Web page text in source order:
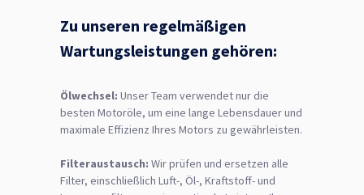
Zu unseren regelmäßigen
Wartungsleistungen gehören:
Ölwechsel: Unser Team verwendet nur die
besten Motoröle, um eine lange Lebensdauer und
maximale Effizienz Ihres Motors zu gewährleisten.
Filteraustausch: Wir prüfen und ersetzen alle
Filter, einschließlich Luft-, Öl-, Kraftstoff- und